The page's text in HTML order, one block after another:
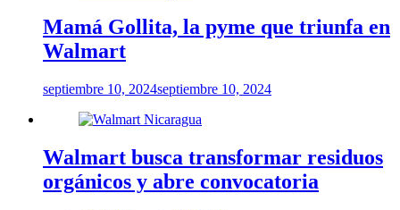
Mamá Gollita, la pyme que triunfa en
Walmart
septiembre 10, 2024septiembre 10, 2024
Walmart busca transformar residuos
orgánicos y abre convocatoria